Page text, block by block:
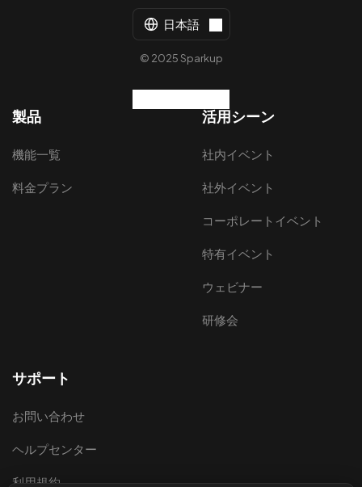
日本語
© 2025 Sparkup
製品
機能一覧
料金プラン
活用シーン
社内イベント
社外イベント
コーポレートイベント
特有イベント
ウェビナー
研修会
サポート
お問い合わせ
ヘルプセンター
利用規約